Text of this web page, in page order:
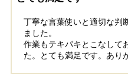
丁寧な言葉使いと適切な判
ました。
作業もテキパキとこなして
た。とても満足です。あり